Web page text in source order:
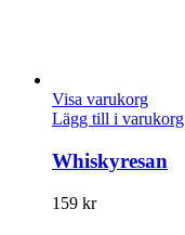
Visa varukorg
Lägg till i varukorg
Whiskyresan
159 kr